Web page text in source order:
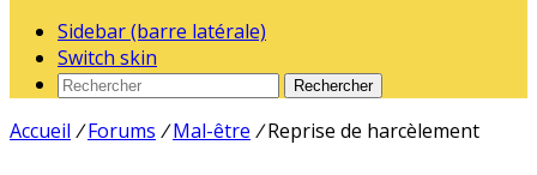
Sidebar (barre latérale)
Switch skin
Rechercher
Accueil / Forums / Mal-être / Reprise de harcèlement